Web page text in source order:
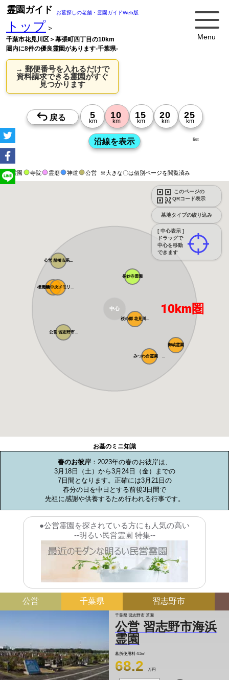
Menu
霊園ガイド お墓探しの老舗・霊園ガイドWeb版
トップ >
千葉市花見川区＞幕張町四丁目の10km
圏内に8件の優良霊園があります-千葉県-
→ 郵便番号を入れるだけで
資料請求できる霊園がすぐ
見つかります
霊園 寺院 霊廟 神道 公営 ※大きな〇は個別ページを閲覧済み
このページの
QRコード表示
墓地タイプの絞り込み
[ 中心表示 ]
ドラッグで
中心を移動
できます
list
長妙寺霊園
御成霊園
桜の郷 花見川...
櫻乃里ふなばし...
公営 習志野市...
公営 船橋市馬...
船橋中央メモリ...
みつわ台霊園 ...
中心 10km圏
お墓のミニ知識
春のお彼岸：2023年の春のお彼岸は、
3月18日（土）から3月24日（金）までの
7日間となります。正確には3月21日の
春分の日を中日とする前後3日間で
先祖に感謝や供養するため行われる行事です。
●公営霊園を探されている方にも人気の高い
--明るい民営霊園 特集--
公営 千葉県 習志野市
千葉県 習志野市 芝園
公営 習志野市海浜
霊園
墓所使用料 4.5㎡
68.2 万円